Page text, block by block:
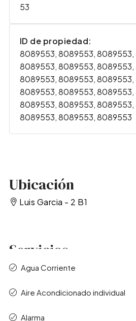
53
ID de propiedad:
8089553, 8089553, 8089553,
8089553, 8089553, 8089553,
8089553, 8089553, 8089553,
8089553, 8089553, 8089553,
8089553, 8089553, 8089553,
8089553, 8089553, 8089553
Ubicación
Luis Garcia - 2 B1
Servicios
Agua Corriente
Aire Acondicionado individual
Alarma